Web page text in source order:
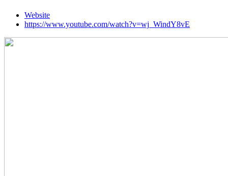
Website
https://www.youtube.com/watch?v=wj_WindY8vE